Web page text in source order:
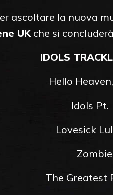
ascoltare la nuova
UKche si
IDOLS
Hello
Idols Pt.
Lovesick
Zombie
The Greatest